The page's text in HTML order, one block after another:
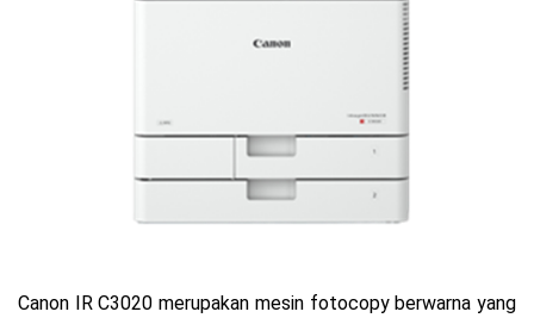
Canon IR C3020 merupakan mesin fotocopy berwarna yang